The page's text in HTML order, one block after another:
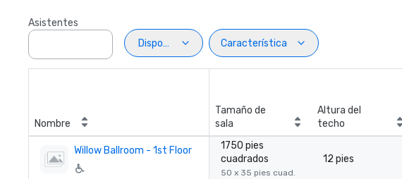
Asistentes
Disposiciön
Característica
Nombre
Tamaño de
sala
Altura del
techo
Willow Ballroom - 1st Floor
1750 pies
cuadrados
50 x 35 pies cuad.
12 pies